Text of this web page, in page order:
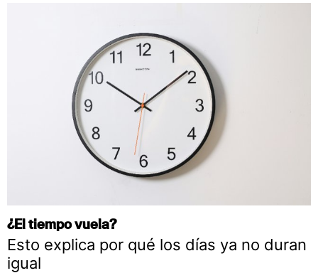
¿El tiempo vuela?
Esto explica por qué los días ya no duran
igual